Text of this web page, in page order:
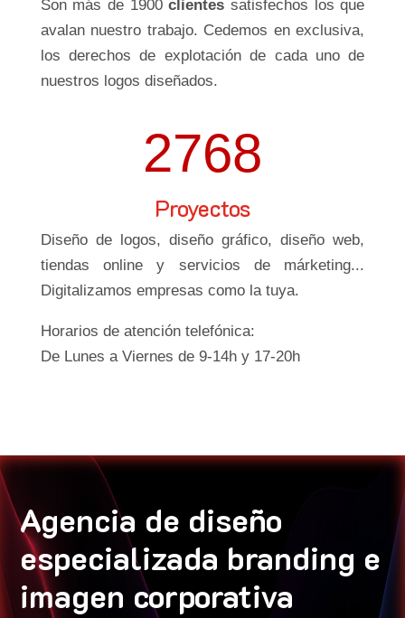
Son más de 1900clientes satisfechos los que
avalan nuestro trabajo. Cedemos en exclusiva,
los derechos de explotación de cada uno de
nuestros logos diseñados.
2768
Proyectos
Diseño de logos, diseño gráfico, diseño web,
tiendas online y servicios de márketing...
Digitalizamos empresas como la tuya.
Horarios de atención telefónica:
De Lunes a Viernes de 9-14h y 17-20h
Agencia de diseño
especializada branding e
imagen corporativa